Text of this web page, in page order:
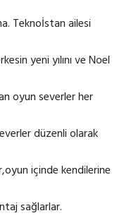
Teknoİstan ailesi
yeni yılını ve Noel
oyun severler her
düzenli olarak
içinde kendilerine
sağlarlar.